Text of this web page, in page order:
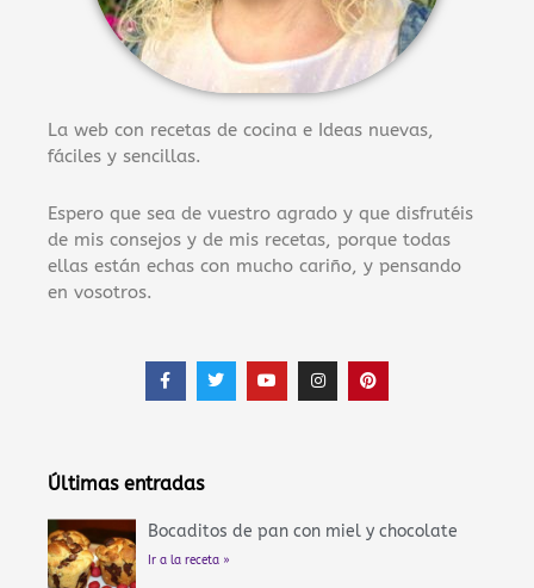
La web con recetas de cocina e Ideas nuevas,
fáciles y sencillas.
Espero que sea de vuestro agrado y que disfrutéis
de mis consejos y de mis recetas, porque todas
ellas están echas con mucho cariño, y pensando
en vosotros.
F
a
c
k
T
w
i
Y
o
u
I
n
s
P
i
n
Últimas entradas
Bocaditos de pan con miel y chocolate
Ir a la receta »